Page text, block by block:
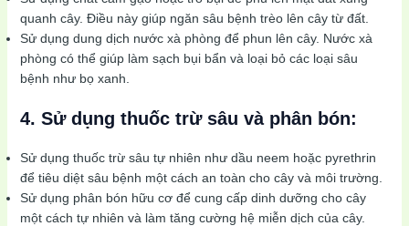
quanh cây. Điều này giúp ngăn sâu bệnh trèo lên cây từ đất.
Sử dụng dung dịch nước xà phòng để phun lên cây. Nước xà
phòng có thể giúp làm sạch bụi bẩn và loại bỏ các loại sâu
bệnh như bọ xanh.
4. Sử dụng thuốc trừ sâu và phân bón:
Sử dụng thuốc trừ sâu tự nhiên như dầu neem hoặc pyrethrin
để tiêu diệt sâu bệnh một cách an toàn cho cây và môi trường.
Sử dụng phân bón hữu cơ để cung cấp dinh dưỡng cho cây
một cách tự nhiên và làm tăng cường hệ miễn dịch của cây.